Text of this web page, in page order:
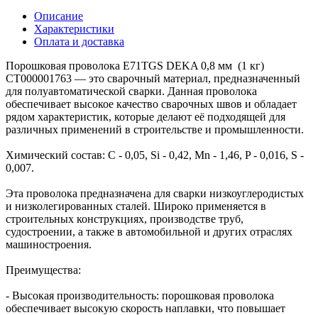
Описание
Характеристики
Оплата и доставка
Порошковая проволока E71TGS DEKA 0,8 мм (1 кг)
СТ000001763 — это сварочный материал, предназначенный
для полуавтоматической сварки. Данная проволока
обеспечивает высокое качество сварочных швов и обладает
рядом характеристик, которые делают её подходящей для
различных применений в строительстве и промышленности.
Химический состав: C - 0,05, Si - 0,42, Mn - 1,46, P - 0,016, S -
0,007.
Эта проволока предназначена для сварки низкоуглеродистых
и низколегированных сталей. Широко применяется в
строительных конструкциях, производстве труб,
судостроении, а также в автомобильной и других отраслях
машиностроения.
Преимущества:
- Высокая производительность: порошковая проволока
обеспечивает высокую скорость наплавки, что повышает